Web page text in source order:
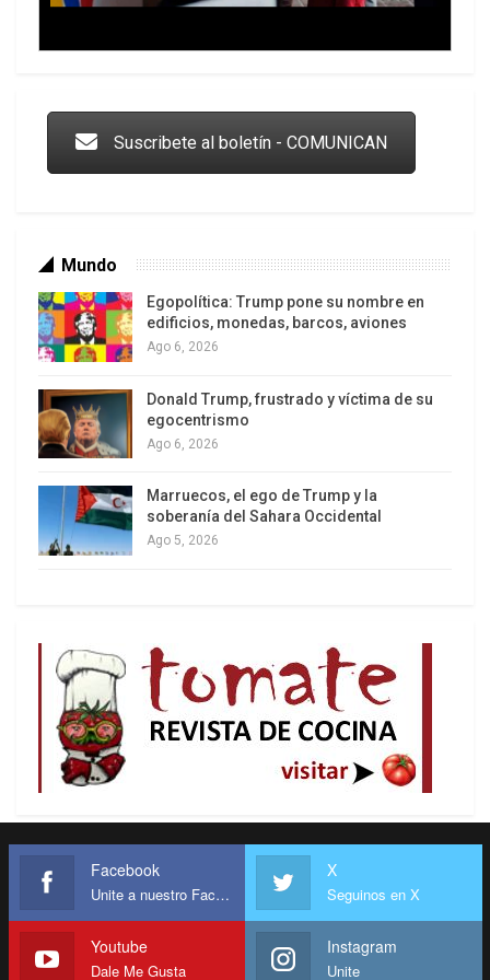
Los latinos le van dando la espalda a Trump
Suscribete al boletín - COMUNICAN
Mundo
Egopolítica: Trump pone su nombre en
edificios, monedas, barcos, aviones
Ago 6, 2026
Donald Trump, frustrado y víctima de su
egocentrismo
Ago 6, 2026
Marruecos, el ego de Trump y la
soberanía del Sahara Occidental
Ago 5, 2026
Facebook
Unite a nuestro Facebook
X
Seguinos en X
Youtube
Dale Me Gusta
Instagram
Unite